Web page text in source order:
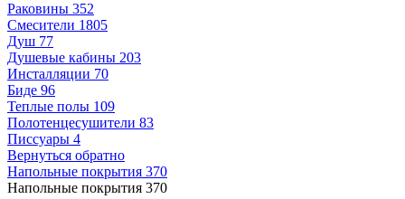
Раковины 352
Смесители 1805
Душ 77
Душевые кабины 203
Инсталляции 70
Биде 96
Теплые полы 109
Полотенцесушители 83
Писсуары 4
Вернуться обратно
Напольные покрытия 370
Напольные покрытия 370